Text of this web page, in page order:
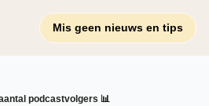
Mis geen nieuws en tips
podcastvolgers 📊